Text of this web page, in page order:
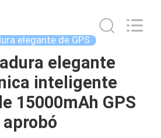
elegante de GPS
elegante
inteligente
15000mAh GPS
aprobó